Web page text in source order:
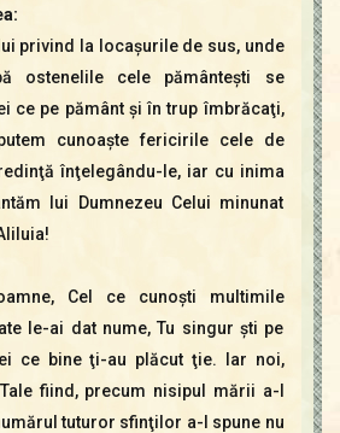
privind la locaşurile de sus, unde
ostenelile cele pământeşti se
ce pe pământ şi în trup îmbrăcaţi,
cunoaşte fericirile cele de
înţelegându-le, iar cu inima
lui Dumnezeu Celui minunat
Cel ce cunoşti multimile
le-ai dat nume, Tu singur şti pe
ce bine ţi-au plăcut ţie. Iar noi,
fiind, precum nisipul mării a-l
tuturor sfinţilor a-I spune nu